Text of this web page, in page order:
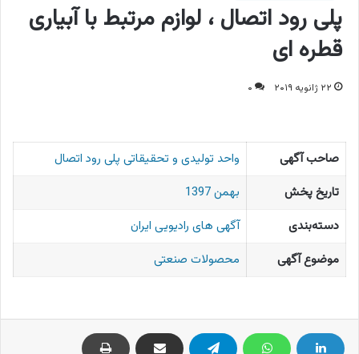
پلی رود اتصال ، لوازم مرتبط با آبیاری
قطره ای
۲۲ ژانویه ۲۰۱۹ ۰
صاحب آگهی
واحد تولیدی و تحقیقاتی پلی رود اتصال
تاریخ پخش
بهمن 1397
دسته‌بندی
آگهی های رادیویی ایران
موضوع آگهی
محصولات صنعتی